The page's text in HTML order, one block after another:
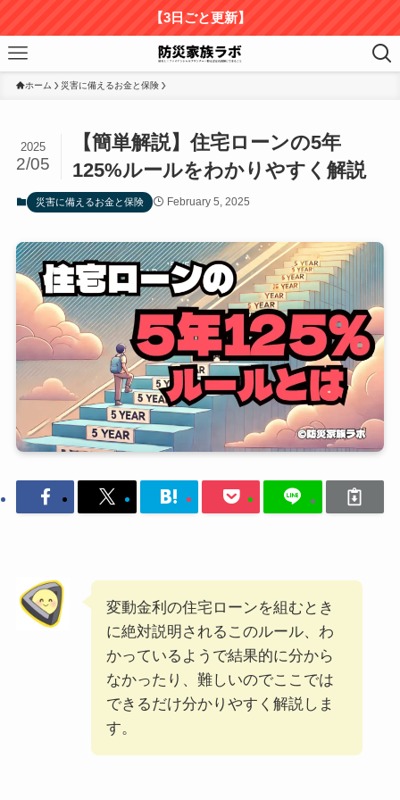
【3日ごと更新】
ホーム 災害に備えるお金と保険
【簡単解説】住宅ローンの5年
125%ルールをわかりやすく解説
2025
2/05
災害に備えるお金と保険 February 5, 2025
変動金利の住宅ローンを組むとき
に絶対説明されるこのルール、わ
かっているようで結果的に分から
なかったり、難しいのでここでは
できるだけ分かりやすく解説しま
す。